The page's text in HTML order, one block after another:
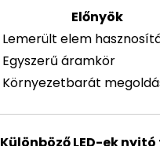
Előnyök
Lemerült elem
Egyszerű áramkör
Környezetbarát